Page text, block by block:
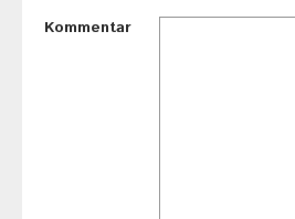
Kommentar